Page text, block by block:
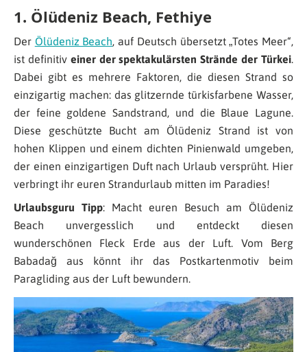
1. Ölüdeniz Beach, Fethiye
Der Ölüdeniz Beach, auf Deutsch übersetzt „Totes Meer“,
ist definitiv einer der spektakulärsten Strände der Türkei.
Dabei gibt es mehrere Faktoren, die diesen Strand so
einzigartig machen: das glitzernde türkisfarbene Wasser,
der feine goldene Sandstrand, und die Blaue Lagune.
Diese geschützte Bucht am Ölüdeniz Strand ist von
hohen Klippen und einem dichten Pinienwald umgeben,
der einen einzigartigen Duft nach Urlaub versprüht. Hier
verbringt ihr euren Strandurlaub mitten im Paradies!
Urlaubsguru Tipp: Macht euren Besuch am Ölüdeniz
Beach unvergesslich und entdeckt diesen
wunderschönen Fleck Erde aus der Luft. Vom Berg
Babadağ aus könnt ihr das Postkartenmotiv beim
Paragliding aus der Luft bewundern.